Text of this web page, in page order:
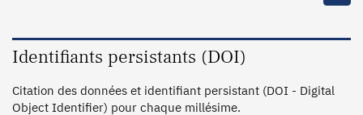
Identifiants persistants (DOI)
Citation des données et identifiant persistant (DOI - Digital
Object Identifier) pour chaque millésime.